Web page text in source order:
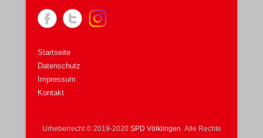
Startseite
Datenschutz
Impressum
Kontakt
Urheberrecht © 2019-2020 SPD Völklingen Alle Rechte